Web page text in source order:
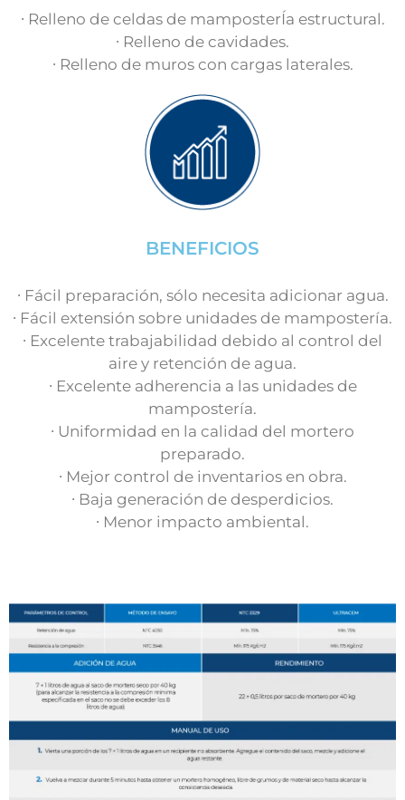
∙ Relleno de celdas de mamposterÍa estructural.
∙ Relleno de cavidades.
∙ Relleno de muros con cargas laterales.
BENEFICIOS
∙ Fácil preparación, sólo necesita adicionar agua.
∙ Fácil extensión sobre unidades de mampostería.
∙ Excelente trabajabilidad debido al control del
aire y retención de agua.
∙ Excelente adherencia a las unidades de
mampostería.
∙ Uniformidad en la calidad del mortero
preparado.
∙ Mejor control de inventarios en obra.
∙ Baja generación de desperdicios.
∙ Menor impacto ambiental.